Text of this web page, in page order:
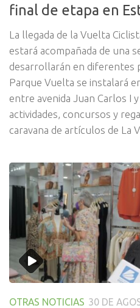
final de etapa en
La llegada de la Vuelta
estará acompañada de una
desarrollarán en diferentes
Parque Vuelta se instalará
entre avenida Juan Carlos I
actividades, concursos y
caravana de artículos de La
OTRAS NOTICIAS 30 DE